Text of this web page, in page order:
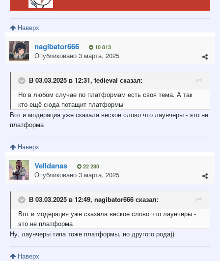
Наверх
nagibator666 10 813
Опубликовано 3 марта, 2025
В 03.03.2025 в 12:31, tedieval сказал:
Но в любом случае по платформам есть своя тема. А так
кто ещё сюда потащит платформы
Вот и модерация уже сказала веское слово что лаунчеры - это не
платформа
Наверх
Velldanas 22 280
Опубликовано 3 марта, 2025
В 03.03.2025 в 12:49, nagibator666 сказал:
Вот и модерация уже сказала веское слово что лаунчеры -
это не платформа
Ну, лаунчеры типа тоже платформы, но другого рода))
Наверх